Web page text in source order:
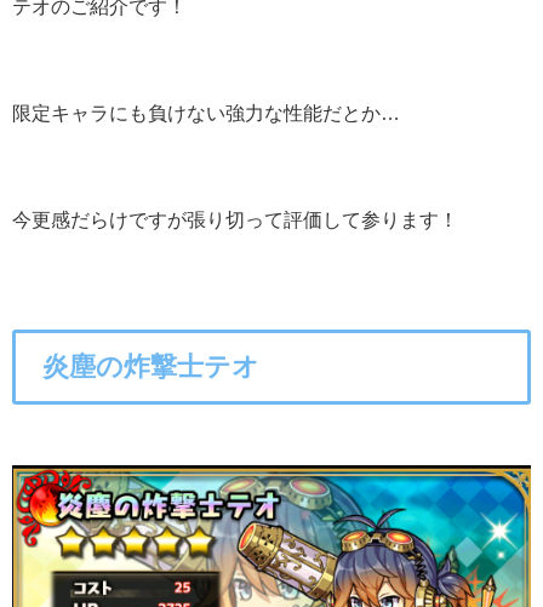
テオのご紹介です！
限定キャラにも負けない強力な性能だとか…
今更感だらけですが張り切って評価して参ります！
炎塵の炸撃士テオ